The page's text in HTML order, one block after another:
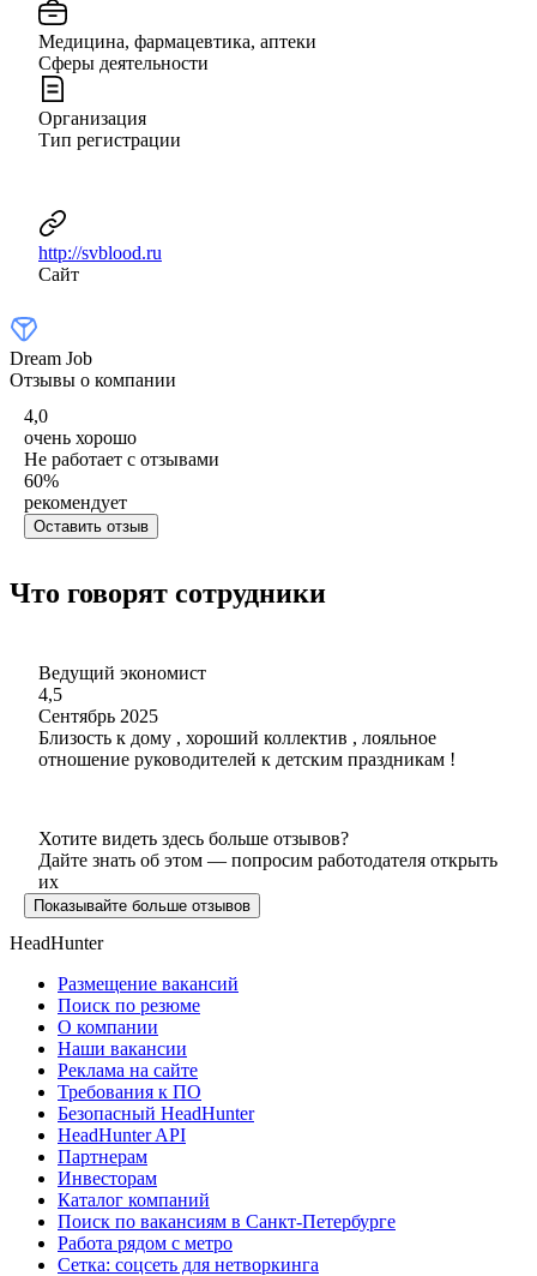
Медицина, фармацевтика, аптеки
Сферы деятельности
Организация
Тип регистрации
http://svblood.ru
Сайт
Dream Job
Отзывы о компании
4,0
очень хорошо
Не работает с отзывами
60%
рекомендует
Оставить отзыв
Что говорят сотрудники
Ведущий экономист
4,5
Сентябрь 2025
Близость к дому , хороший коллектив , лояльное
отношение руководителей к детским праздникам !
Хотите видеть здесь больше отзывов?
Дайте знать об этом — попросим работодателя открыть
их
Показывайте больше отзывов
HeadHunter
Размещение вакансий
Поиск по резюме
О компании
Наши вакансии
Реклама на сайте
Требования к ПО
Безопасный HeadHunter
HeadHunter API
Партнерам
Инвесторам
Каталог компаний
Поиск по вакансиям в Санкт-Петербурге
Работа рядом с метро
Сетка: соцсеть для нетворкинга